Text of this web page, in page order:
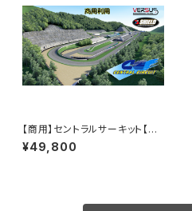
【商用】セントラルサーキット【公
認】/ASSETTOCORSA MO
D V1.3
¥49,800